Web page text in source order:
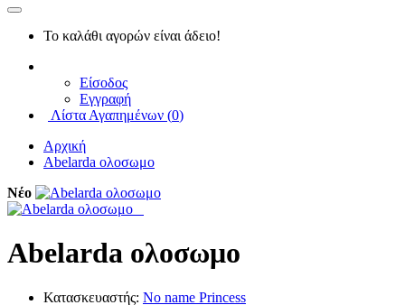
Το καλάθι αγορών είναι άδειο!
Είσοδος
Εγγραφή
Λίστα Αγαπημένων (0)
Αρχική
Abelarda ολοσωμο
Νέο
Abelarda ολοσωμο
Κατασκευαστής: No name Princess